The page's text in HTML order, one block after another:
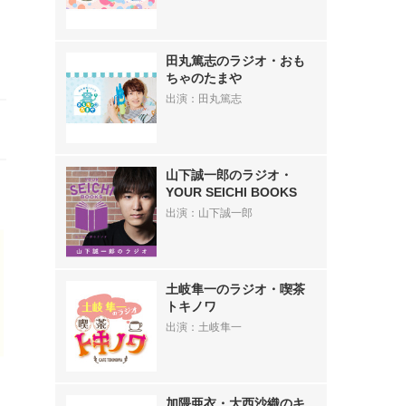
田丸篤志のラジオ・おも
ちゃのたまや
出演：田丸篤志
山下誠一郎のラジオ・
YOUR SEICHI BOOKS
出演：山下誠一郎
土岐隼一のラジオ・喫茶
トキノワ
出演：土岐隼一